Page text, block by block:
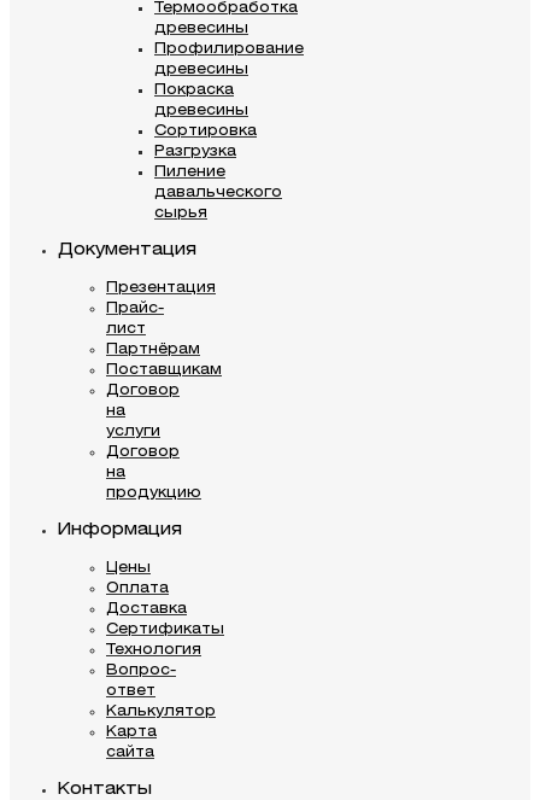
Термообработка
древесины
Профилирование
древесины
Покраска
древесины
Сортировка
Разгрузка
Пиление
давальческого
сырья
Документация
Презентация
Прайс-
лист
Партнёрам
Поставщикам
Договор
на
услуги
Договор
на
продукцию
Информация
Цены
Оплата
Доставка
Сертификаты
Технология
Вопрос-
ответ
Калькулятор
Карта
сайта
Контакты